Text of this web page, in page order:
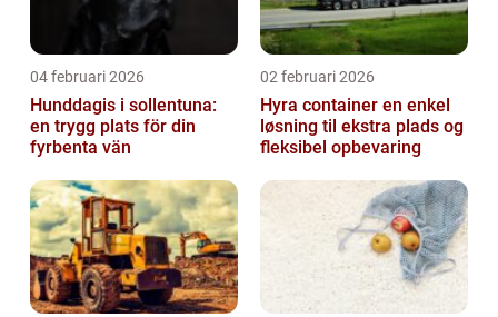
04 februari 2026
Hunddagis i sollentuna:
en trygg plats för din
fyrbenta vän
02 februari 2026
Hyra container en enkel
løsning til ekstra plads og
fleksibel opbevaring